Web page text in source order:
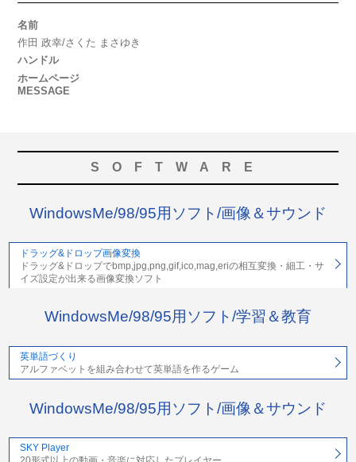
名前
作田 政幸/さくた まさゆき
ハンドル
ホームページ
MESSAGE
SOFTWARE
WindowsMe/98/95用ソフト/画像＆サウンド
ドラッグ&ドロップ画像変換
ドラッグ&ドロップでbmp,jpg,png,gif,ico,mag,eriの相互変換・細工・サ
イズ設定が出来る画像変換ソフト
WindowsMe/98/95用ソフト/学習＆教育
英単語づくり
アルファベットを組み合わせて英単語を作るゲーム
WindowsMe/98/95用ソフト/画像＆サウンド
SKY Player